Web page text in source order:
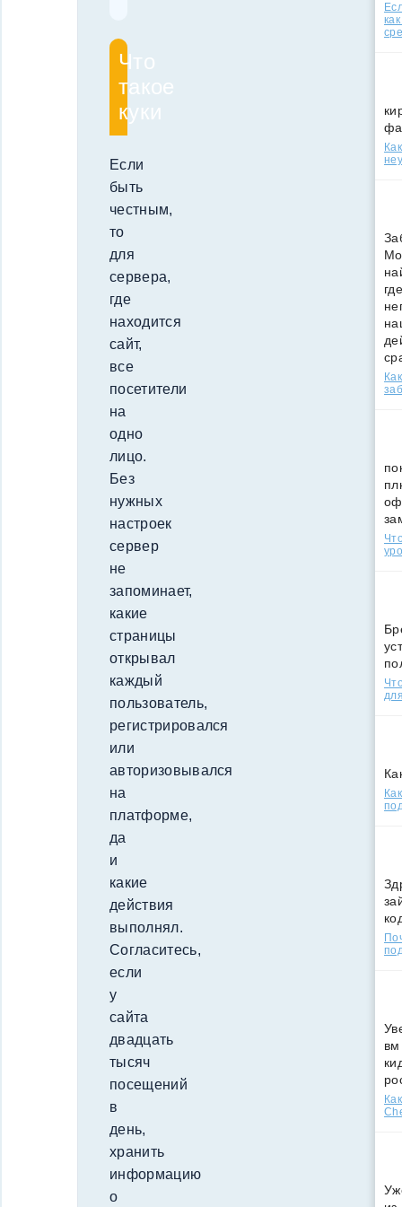
Что
такое
куки
Если
быть
честным,
то
для
сервера,
где
находится
сайт,
все
посетители
на
одно
лицо.
Без
нужных
настроек
сервер
не
запоминает,
какие
страницы
открывал
каждый
пользователь,
регистрировался
или
авторизовывался
на
платформе,
да
и
какие
действия
выполнял.
Согласитесь,
если
у
сайта
двадцать
тысяч
посещений
в
день,
хранить
информацию
о
вм